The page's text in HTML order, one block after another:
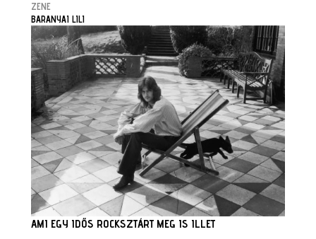
ZENE
BARANYAI LILI
AMI EGY IDŐS ROCKSZTÁRT MEG IS ILLET